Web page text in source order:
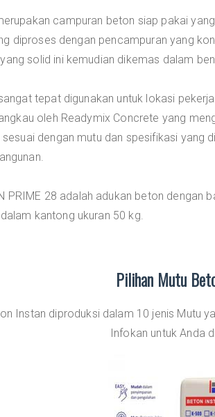
campuran beton siap pakai
diproses dengan pencampuran yang
solid ini kemudian dikemas dalam
tepat digunakan untuk lokasi
oleh Readymix Concrete yang
dengan mutu dan spesifikasi yang
PRIME 28 adalah adukan beton dengan
kantong ukuran 50 kg.
Pilihan Mutu
Instan diproduksi dalam 10 jenis Mutu
Infokan untuk Anda